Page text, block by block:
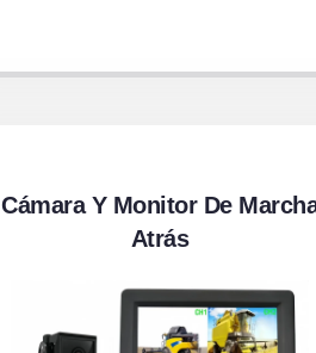
Cámara Y Monitor De
Atrás